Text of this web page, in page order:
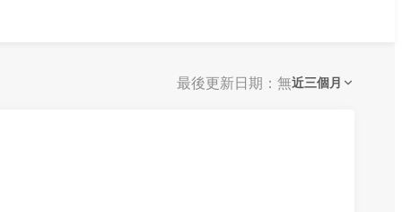
最後更新日期：無近三個月